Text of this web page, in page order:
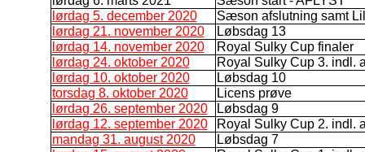
lørdag 5. december 2020
Sæson afslutning samt
lørdag 21. november 2020
Løbsdag 13
lørdag 14. november 2020
Royal Sulky Cup finaler
lørdag 24. oktober 2020
Royal Sulky Cup 3. indl.
lørdag 10. oktober 2020
Løbsdag 10
torsdag 8. oktober 2020
Licens prøve
lørdag 26. september 2020
Løbsdag 9
lørdag 12. september 2020
Royal Sulky Cup 2. indl.
mandag 31. august 2020
Løbsdag 7